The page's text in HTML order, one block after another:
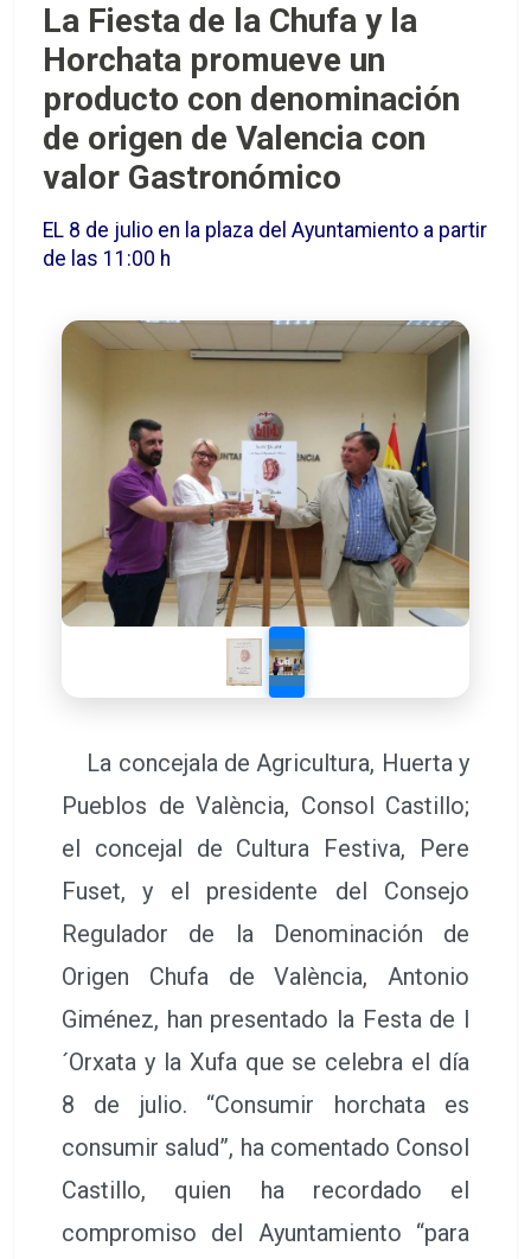
La Fiesta de la Chufa y la
Horchata promueve un
producto con denominación
de origen de Valencia con
valor Gastronómico
EL 8 de julio en la plaza del Ayuntamiento a partir
de las 11:00 h
La concejala de Agricultura, Huerta y
Pueblos de València, Consol Castillo;
el concejal de Cultura Festiva, Pere
Fuset, y el presidente del Consejo
Regulador de la Denominación de
Origen Chufa de València, Antonio
Giménez, han presentado la Festa de l
´Orxata y la Xufa que se celebra el día
8 de julio. “Consumir horchata es
consumir salud”, ha comentado Consol
Castillo, quien ha recordado el
compromiso del Ayuntamiento “para